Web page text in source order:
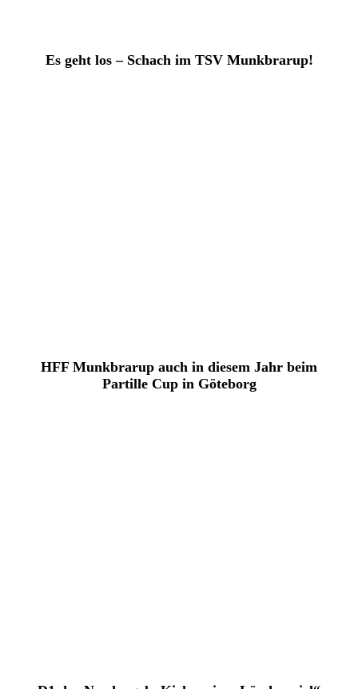
Es geht los – Schach im TSV Munkbrarup!
HFF Munkbrarup auch in diesem Jahr beim
Partille Cup in Göteborg